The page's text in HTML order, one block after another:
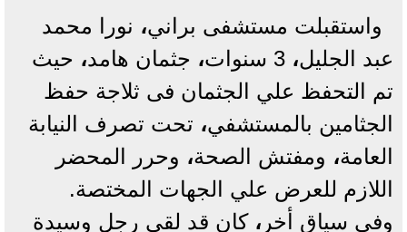
واستقبلت مستشفى براني، نورا محمد
عبد الجليل، ، جثمان هامد، حيث
تم التحفظ علي الجثمان فى ثلاجة حفظ
الجثامين بالمستشفي، تحت تصرف النيابة
العامة، ومفتش الصحة، وحرر المحضر
اللازم للعرض علي الجهات المختصة.
وفي سياق أخر ، كان قد لقي رجل وسيدة